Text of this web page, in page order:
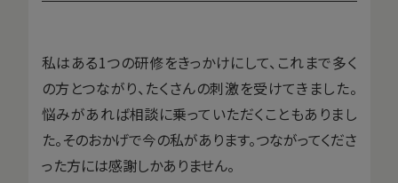
私はある1つの研修をきっかけにして、これまで多く
の方とつながり、たくさんの刺激を受けてきました。
悩みがあれば相談に乗っていただくこともありまし
た。そのおかげで今の私があります。つながってくださ
った方には感謝しかありません。